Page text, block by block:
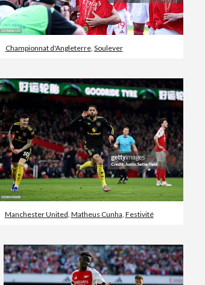
Championnat d'Angleterre, Soulever
Manchester United, Matheus Cunha, Festivité